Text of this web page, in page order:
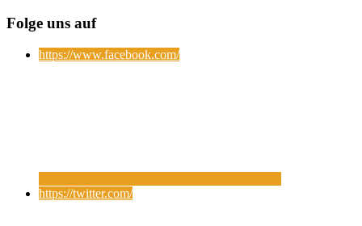
Folge uns auf
https://www.facebook.com/
https://twitter.com/